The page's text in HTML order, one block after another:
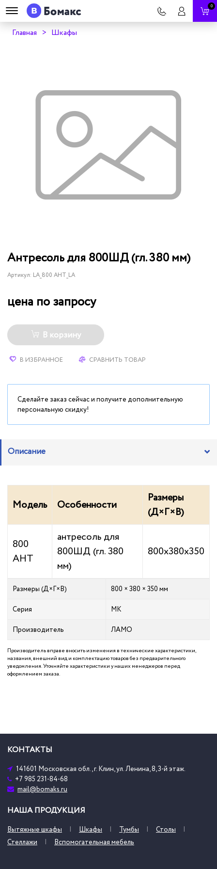
0
Главная Шкафы
Антресоль для 800ШД (гл. 380 мм)
Артикул: LA_800 АНТ_LA
цена по запросу
В корзину
В ИЗБРАННОЕ СРАВНИТЬ ТОВАР
Сделайте заказ сейчас и получите дополнительную
персональную скидку!
Описание
Модель Особенности
Размеры
(Д×Г×В)
800
АНТ
антресоль для
800ШД (гл. 380
мм)
800х380х350
Размеры (Д×Г×В) 800 × 380 × 350 мм
Серия МК
Производитель ЛАМО
Производитель вправе вносить изменения в технические характеристики,
названия, внешний вид и комплектацию товаров без предварительного
уведомления. Уточняйте характеристики у наших менеджеров перед
оформлением заказа.
КОНТАКТЫ
141601 Московская обл., г. Клин, ул. Ленина, 8, 3-й этаж.
+7 985 231-84-68
mail@bomaks.ru
НАША ПРОДУКЦИЯ
Вытяжные шкафы Шкафы Тумбы
Столы
Стеллажи
Вспомогательная мебель